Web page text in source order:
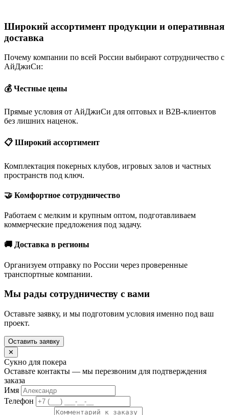
Широкий ассортимент продукции и оперативная
доставка
Почему компании по всей России выбирают сотрудничество с
АйДжиСи:
💰 Честные цены
Прямые условия от АйДжиСи для оптовых и B2B-клиентов
без лишних наценок.
📋 Широкий ассортимент
Комплектация покерных клубов, игровых залов и частных
пространств под ключ.
🤝 Комфортное сотрудничество
Работаем с мелким и крупным оптом, подготавливаем
коммерческие предложения под задачу.
🚚 Доставка в регионы
Организуем отправку по России через проверенные
транспортные компании.
Мы рады сотрудничеству с вами
Оставьте заявку, и мы подготовим условия именно под ваш
проект.
Оставить заявку
✕
Сукно для покера
Оставьте контакты — мы перезвоним для подтверждения
заказа
Имя
Телефон